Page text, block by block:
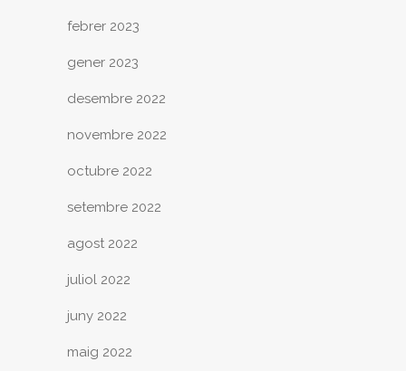
febrer 2023
gener 2023
desembre 2022
novembre 2022
octubre 2022
setembre 2022
agost 2022
juliol 2022
juny 2022
maig 2022